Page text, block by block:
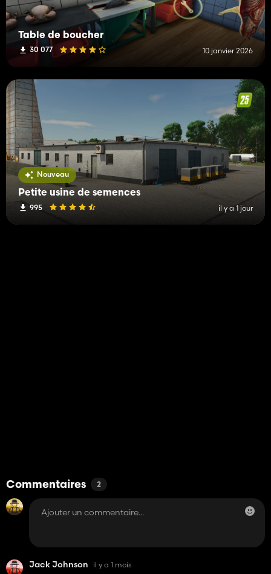
Table de boucher
30 077 10 janvier 2026
Nouveau
Petite usine de semences
995 il y a 1 jour
Commentaires 2
Jack Johnson il y a 1 mois